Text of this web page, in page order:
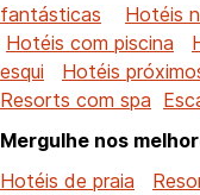
fantásticas
Hotéis
Hotéis com piscina
esqui
Hotéis
Resorts com spa
Mergulhe nos
Hotéis de praia